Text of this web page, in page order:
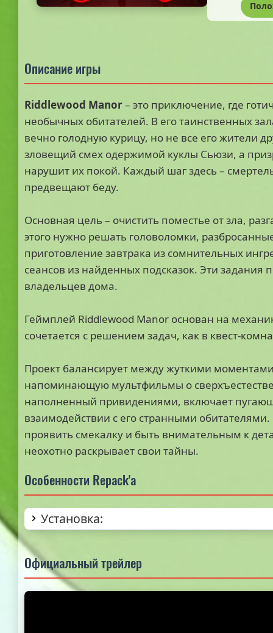
Описание игры
Riddlewood Manor– это приключение, где
необычных обитателей. В его таинственных
вечно голодную курицу, но не все его жители
зловещий смех одержимой куклы Сьюзи, а
нарушит их покой. Каждый шаг здесь –
предвещают беду.
Основная цель – очистить поместье от зла,
этого нужно решать головоломки,
приготовление завтрака из сомнительных
сеансов из найденных подсказок. Эти
владельцев дома.
Геймплей Riddlewood Manor основан на
сочетается с решением задач, как в квест-
Проект балансирует между жуткими
напоминающую мультфильмы о
наполненный привидениями, включает
взаимодействии с его странными
проявить смекалку и быть внимательным к
неохотно раскрывает свои тайны.
Особенности Repack'а
Установка:
Официальный трейлер